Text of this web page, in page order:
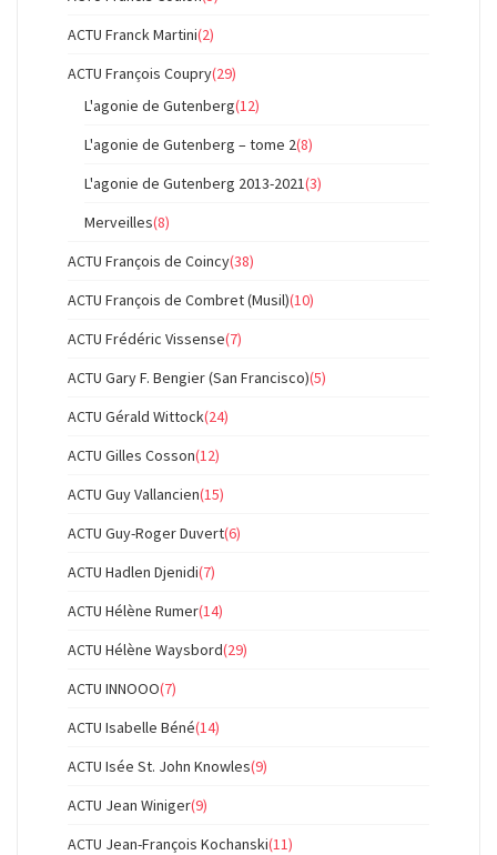
ACTU Franck Martini(2)
ACTU François Coupry(29)
L'agonie de Gutenberg(12)
L'agonie de Gutenberg – tome 2(8)
L'agonie de Gutenberg 2013-2021(3)
Merveilles(8)
ACTU François de Coincy(38)
ACTU François de Combret (Musil)(10)
ACTU Frédéric Vissense(7)
ACTU Gary F. Bengier (San Francisco)(5)
ACTU Gérald Wittock(24)
ACTU Gilles Cosson(12)
ACTU Guy Vallancien(15)
ACTU Guy-Roger Duvert(6)
ACTU Hadlen Djenidi(7)
ACTU Hélène Rumer(14)
ACTU Hélène Waysbord(29)
ACTU INNOOO(7)
ACTU Isabelle Béné(14)
ACTU Isée St. John Knowles(9)
ACTU Jean Winiger(9)
ACTU Jean-François Kochanski(11)